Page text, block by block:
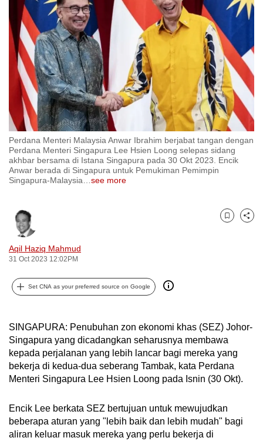
Perdana Menteri Malaysia Anwar Ibrahim berjabat tangan dengan
Perdana Menteri Singapura Lee Hsien Loong selepas sidang
akhbar bersama di Istana Singapura pada 30 Okt 2023. Encik
Anwar berada di Singapura untuk Pemukiman Pemimpin
Singapura-Malaysia
see more
Aqil Haziq Mahmud
31 Oct 2023 12:02PM
Bookmark
Share
Set CNA as your preferred source on Google
SINGAPURA: Penubuhan zon ekonomi khas (SEZ) Johor-
Singapura yang dicadangkan seharusnya membawa
kepada perjalanan yang lebih lancar bagi mereka yang
bekerja di kedua-dua seberang Tambak, kata Perdana
Menteri Singapura Lee Hsien Loong pada Isnin (30 Okt).
Encik Lee berkata SEZ bertujuan untuk mewujudkan
beberapa aturan yang "lebih baik dan lebih mudah" bagi
aliran keluar masuk mereka yang perlu bekerja di
to
switch
browsers
but
we
want
your
experience
with
CNA
to
be
fast,
and
the
best
it
can
possibly
To
continue,
upgrade
to
supported
browser
or,